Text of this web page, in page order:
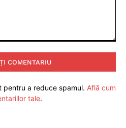
pentru a reduce spamul. Află cum
tale.